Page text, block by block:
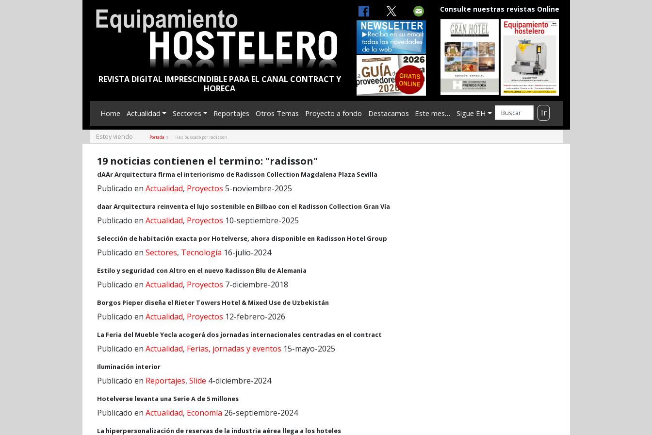
REVISTA DIGITAL IMPRESCINDIBLE PARA EL CANAL CONTRACT Y
HORECA
Consulte nuestras revistas Online
Home Actualidad Sectores Reportajes Otros Temas Proyecto a fondo Destacamos Este mes… Sigue EH Ir
Estoy viendo Portada » Has buscado por radisson
19 noticias contienen el termino: "radisson"
dAAr Arquitectura firma el interiorismo de Radisson Collection Magdalena Plaza Sevilla
Publicado en Actualidad, Proyectos 5-noviembre-2025
daar Arquitectura reinventa el lujo sostenible en Bilbao con el Radisson Collection Gran Vía
Publicado en Actualidad, Proyectos 10-septiembre-2025
Selección de habitación exacta por Hotelverse, ahora disponible en Radisson Hotel Group
Publicado en Sectores, Tecnología 16-julio-2024
Estilo y seguridad con Altro en el nuevo Radisson Blu de Alemania
Publicado en Actualidad, Proyectos 7-diciembre-2018
Borgos Pieper diseña el Rieter Towers Hotel & Mixed Use de Uzbekistán
Publicado en Actualidad, Proyectos 12-febrero-2026
La Feria del Mueble Yecla acogerá dos jornadas internacionales centradas en el contract
Publicado en Actualidad, Ferias, jornadas y eventos 15-mayo-2025
Iluminación interior
Publicado en Reportajes, Slide 4-diciembre-2024
Hotelverse levanta una Serie A de 5 millones
Publicado en Actualidad, Economía 26-septiembre-2024
La hiperpersonalización de reservas de la industria aérea llega a los hoteles